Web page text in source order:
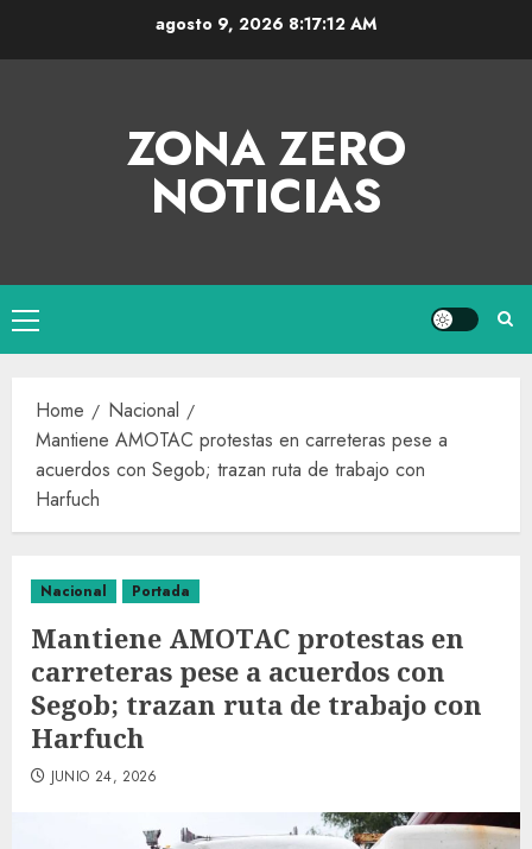
agosto 9, 2026 8:17:12 AM
ZONA ZERO
NOTICIAS
Home
Nacional
Mantiene AMOTAC protestas en carreteras pese a
acuerdos con Segob; trazan ruta de trabajo con
Harfuch
Nacional Portada
Mantiene AMOTAC protestas en
carreteras pese a acuerdos con
Segob; trazan ruta de trabajo con
Harfuch
JUNIO 24, 2026